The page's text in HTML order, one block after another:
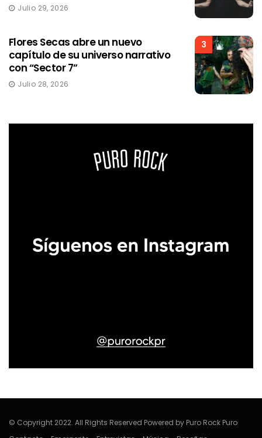
Julio 29, 2026
3
Flores Secas abre un nuevo
capítulo de su universo narrativo
con “Sector 7”
Julio 28, 2026
© Copyright 2022. All Rights Reserved Powered by Puro Rock Puro